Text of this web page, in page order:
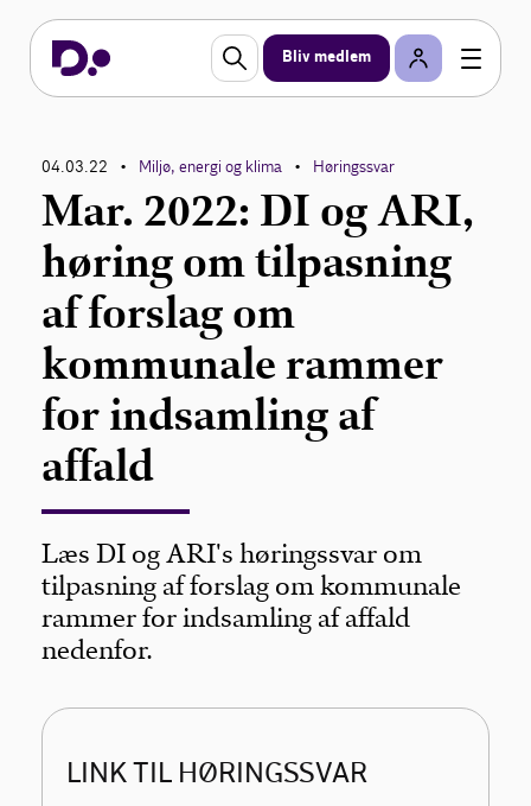
Bliv medlem
04.03.22 • Miljø, energi og klima • Høringssvar
Mar. 2022: DI og ARI,
høring om tilpasning
af forslag om
kommunale rammer
for indsamling af
affald
Læs DI og ARI's høringssvar om
tilpasning af forslag om kommunale
rammer for indsamling af affald
nedenfor.
LINK TIL HØRINGSSVAR